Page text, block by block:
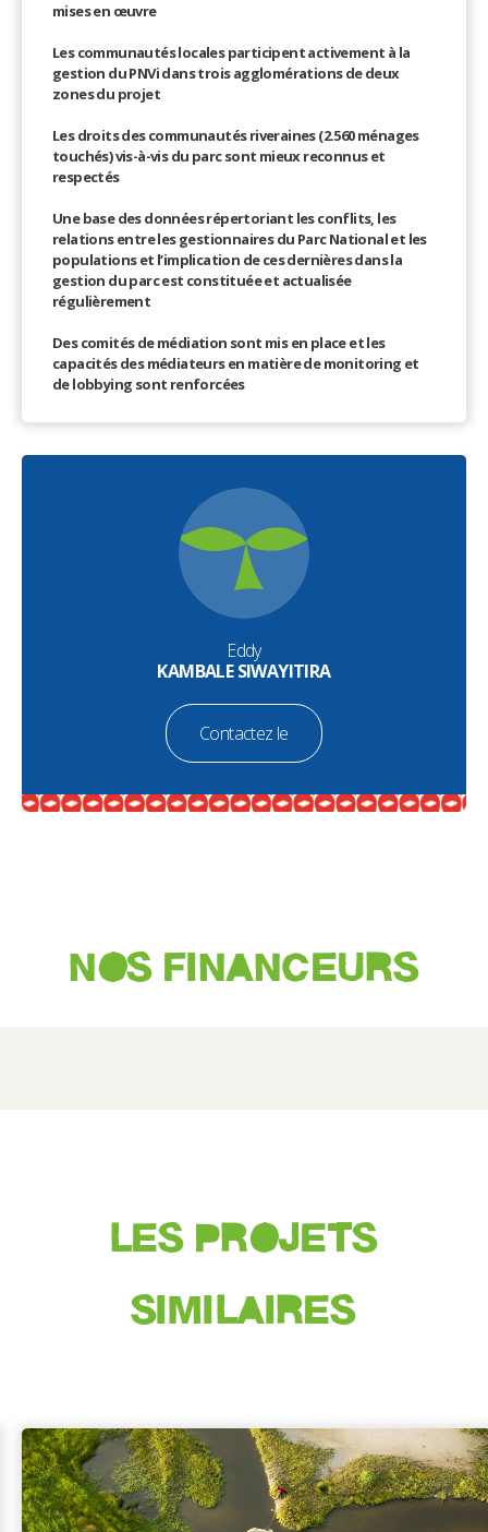
mises en œuvre
Les communautés locales participent activement à la
gestion du PNVi dans trois agglomérations de deux
zones du projet
Les droits des communautés riveraines (2.560 ménages
touchés) vis-à-vis du parc sont mieux reconnus et
respectés
Une base des données répertoriant les conflits, les
relations entre les gestionnaires du Parc National et les
populations et l’implication de ces dernières dans la
gestion du parc est constituée et actualisée
régulièrement
Des comités de médiation sont mis en place et les
capacités des médiateurs en matière de monitoring et
de lobbying sont renforcées
Eddy
KAMBALE SIWAYITIRA
Contactez le
NOS FINANCEURS
LES PROJETS
SIMILAIRES